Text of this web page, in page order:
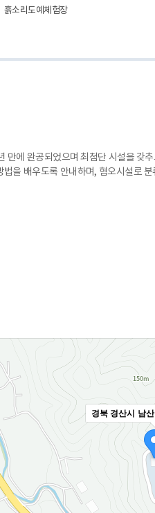
흙소리도예체험장
에 완공되었으며 최첨단 시설을 갖
을 배우도록 안내하며, 혐오시설로
경북 경산시 남